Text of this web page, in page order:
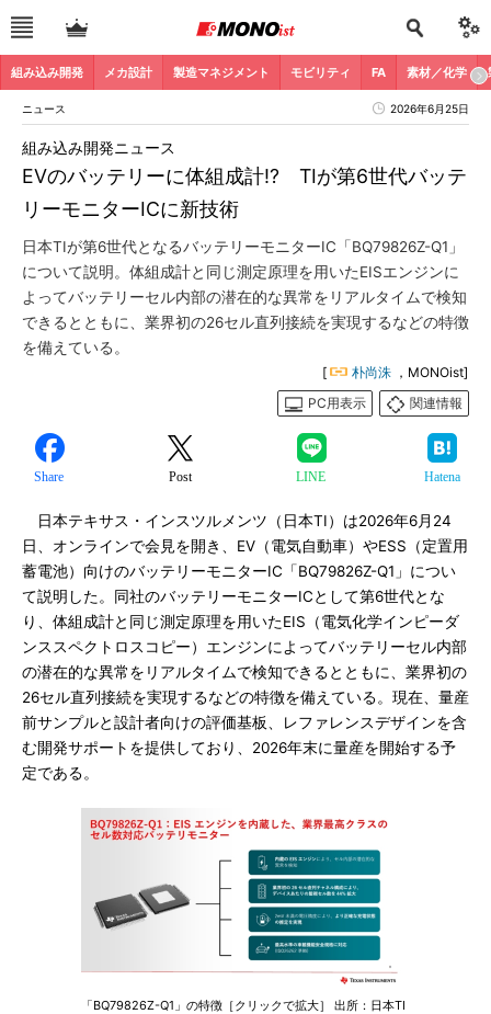
組み込み開発 メカ設計 製造マネジメント モビリティ FA 素材／化学
ニュース 2026年6月25日
EVのバッテリーに体組成計!? TIが第6世代バッテ
リーモニターICに新技術
組み込み開発ニュース
日本TIが第6世代となるバッテリーモニターIC「BQ79826Z-Q1」
について説明。体組成計と同じ測定原理を用いたEISエンジンに
よってバッテリーセル内部の潜在的な異常をリアルタイムで検知
できるとともに、業界初の26セル直列接続を実現するなどの特徴
を備えている。
[ 朴尚洙 ，MONOist]
PC用表示
関連情報
Share Post LINE Hatena
日本テキサス・インスツルメンツ（日本TI）は2026年6月24
日、オンラインで会見を開き、EV（電気自動車）やESS（定置用
蓄電池）向けのバッテリーモニターIC「BQ79826Z-Q1」につい
て説明した。同社のバッテリーモニターICとして第6世代とな
り、体組成計と同じ測定原理を用いたEIS（電気化学インピーダ
ンススペクトロスコピー）エンジンによってバッテリーセル内部
の潜在的な異常をリアルタイムで検知できるとともに、業界初の
26セル直列接続を実現するなどの特徴を備えている。現在、量産
前サンプルと設計者向けの評価基板、レファレンスデザインを含
む開発サポートを提供しており、2026年末に量産を開始する予
定である。
「BQ79826Z-Q1」の特徴［クリックで拡大］ 出所：日本TI